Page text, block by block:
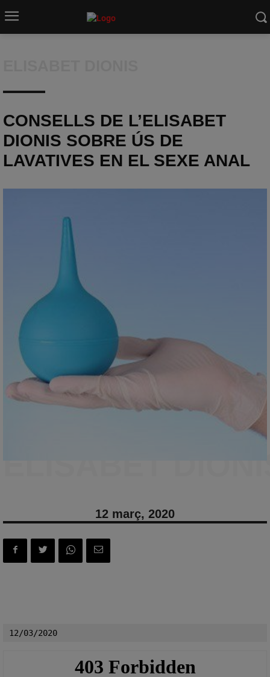
CONSELLS DE L’ELISABET
DIONIS SOBRE ÚS DE
LAVATIVES EN EL SEXE ANAL
12 març, 2020
12/03/2020